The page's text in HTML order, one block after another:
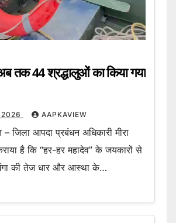
तक 44 श्रद्धालुओं का किया गया
AAPKAVIEW
– जिला आपदा प्रबंधन अधिकारी मीरा
है कि “हर-हर महादेव” के जयकारों से
गंगा की तेज धार और आस्था के…